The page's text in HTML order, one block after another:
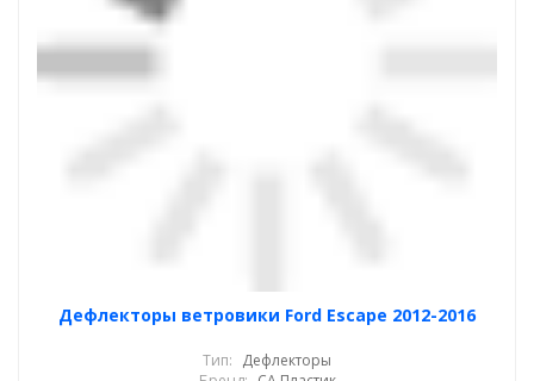
Дефлекторы ветровики Ford Escape 2012-2016
Тип: Дефлекторы